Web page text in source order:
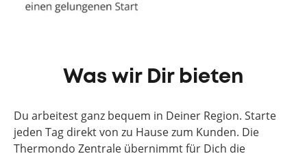
Was wir Dir bieten
Du arbeitest ganz bequem in Deiner Region. Starte
jeden Tag direkt von zu Hause zum Kunden. Die
Thermondo Zentrale übernimmt für Dich die